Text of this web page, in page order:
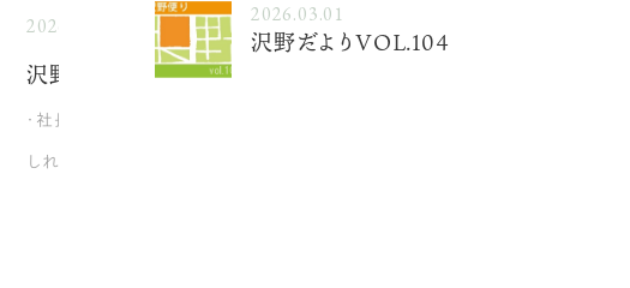
2026.05.01 その他
沢野だよりVOL.106
・社長コラム「時代が、ようやく追いついてきたのかも
しれまれん」 ・オーナー上のメンテ日記～エアコンクリ
2026.03.01
沢野だよりVOL.104